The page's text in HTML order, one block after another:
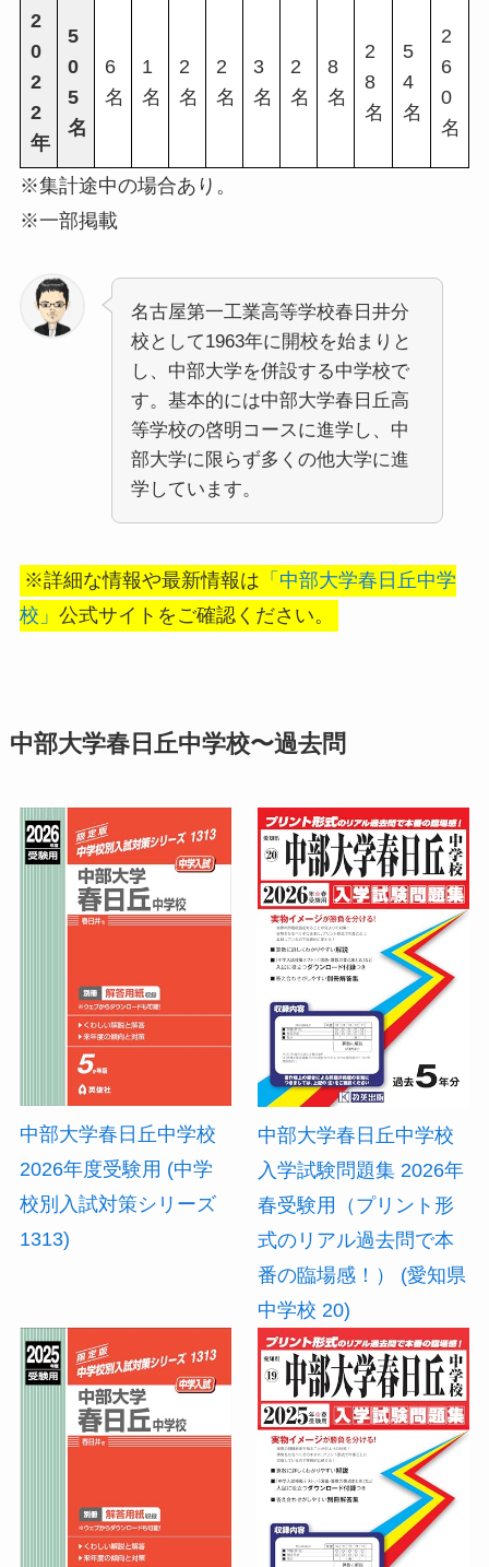
2
0
2
2
年
5
0
5
名
6
名
1
名
2
名
2
名
3
名
2
名
8
名
2
8
名
5
4
名
2
6
0
名
※集計途中の場合あり。
※一部掲載
名古屋第一工業高等学校春日井分
校として1963年に開校を始まりと
し、中部大学を併設する中学校で
す。基本的には中部大学春日丘高
等学校の啓明コースに進学し、中
部大学に限らず多くの他大学に進
学しています。
※詳細な情報や最新情報は 「中部大学春日丘中学
校」 公式サイトをご確認ください。
中部大学春日丘中学校〜過去問
中部大学春日丘中学校
2026年度受験用 (中学
校別入試対策シリーズ
1313)
中部大学春日丘中学校
入学試験問題集 2026年
春受験用（プリント形
式のリアル過去問で本
番の臨場感！） (愛知県
中学校 20)